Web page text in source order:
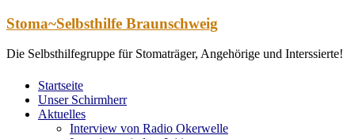
Zum
springen
Stoma~Selbsthilfe Braunschweig
Die Selbsthilfegruppe für Stomaträger, Angehörige und Interssierte!
Startseite
Unser Schirmherr
Aktuelles
Interview von Radio Okerwelle